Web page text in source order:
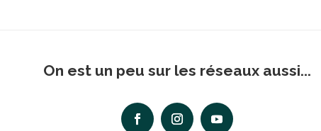
On est un peu sur les réseaux aussi...